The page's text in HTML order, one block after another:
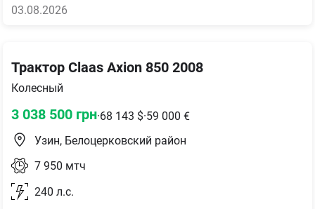
03.08.2026
Трактор Claas Axion 850 2008
Колесный
3 038 500 грн·68 143 $·59 000 €
Узин, Белоцерковский район
7 950 мтч
240 л.с.